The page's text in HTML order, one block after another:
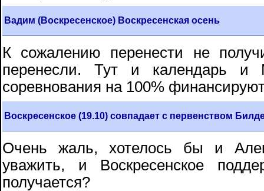
Вадим (Воскресенское) Воскресенская осень
К сожалению перенести не
перенесли. Тут и календарь и
соревнования на 100%
Воскресенское (19.10) совпадает с первенством
Очень жаль, хотелось бы и
уважить, и Воскресенское
получается?